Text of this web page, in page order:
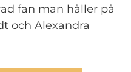
fan man håller på
och Alexandra